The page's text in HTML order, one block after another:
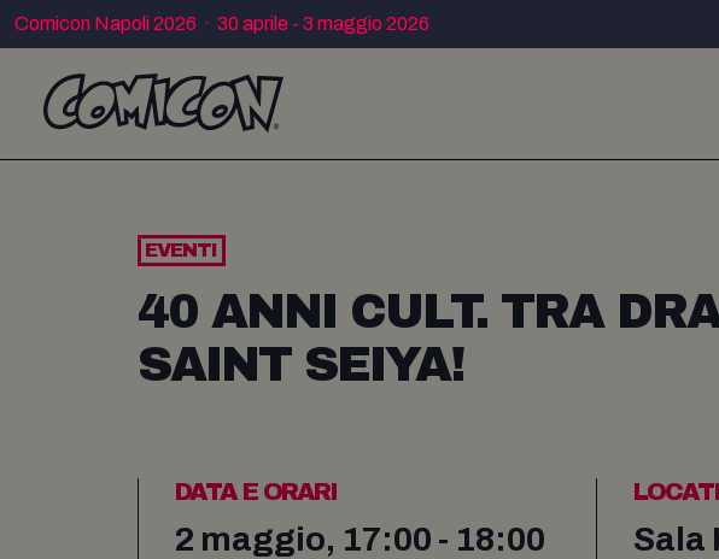
Comicon Napoli 2026 · 30 aprile - 3 maggio 2026
EVENTI
40 ANNI CULT. TRA
SAINT SEIYA!
DATA E ORARI
2 maggio, 17:00 - 18:00 Sala